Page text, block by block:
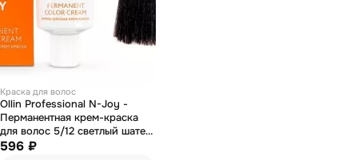
Краска для волос
Ollin Professional N-Joy -
Перманентная крем-краска
для волос 5/12 светлый шатен
пепельно-фиолетовый 100 мл
596 ₽